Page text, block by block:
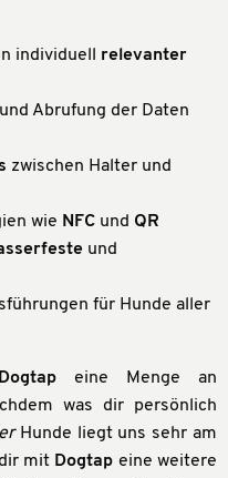
individuell relevanter
Abrufung der Daten
zwischen Halter und
wie NFC und QR
und
für Hunde aller
Dogtap eine Menge an
was dir persönlich
Hunde liegt uns sehr am
mit Dogtap eine weitere